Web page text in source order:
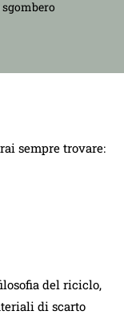
sempre trovare:
del riciclo,
di scarto